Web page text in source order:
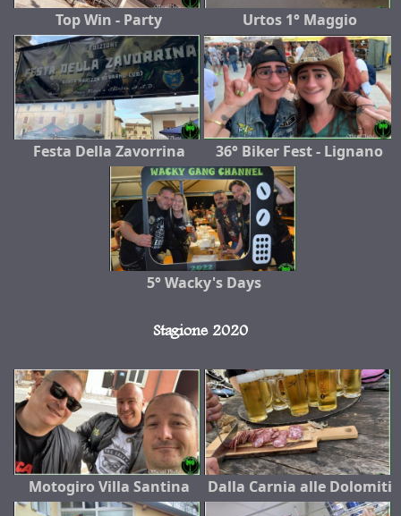
Top Win - Party Urtos 1° Maggio
Festa Della Zavorrina 36° Biker Fest - Lignano
5° Wacky's Days
Stagione 2020
Motogiro Villa Santina Dalla Carnia alle Dolomiti